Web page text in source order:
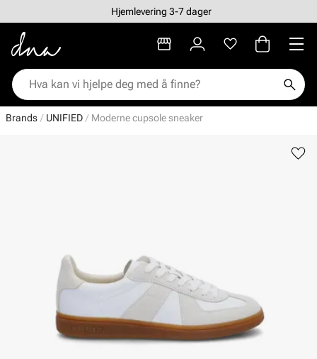
Hjemlevering 3-7 dager
Brands UNIFIED Moderne cupsole sneaker